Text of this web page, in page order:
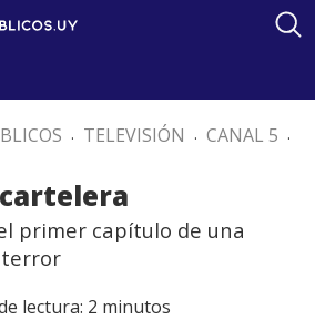
. TELEVISIÓN . CANAL 5 .
primer capítulo de una
terror
lectura: 2 minutos